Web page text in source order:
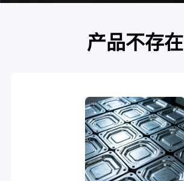
产品不存在